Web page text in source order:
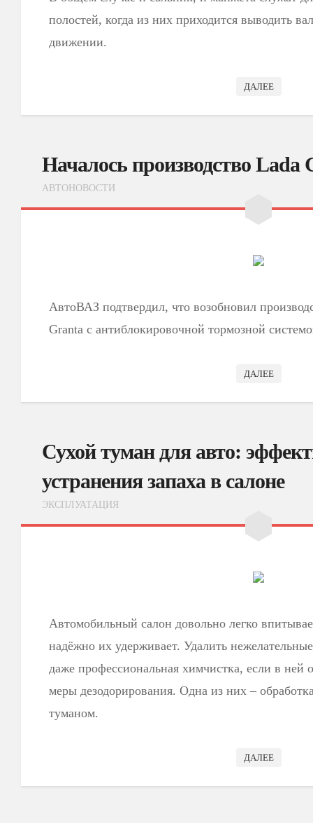
полостей, когда из них приходится выводить
движении.
ДАЛЕЕ
Началось производство Lada
АВТОНОВОСТИ
АвтоВАЗ подтвердил, что возобновил
Granta с антиблокировочной тормозной
ДАЛЕЕ
Сухой туман для авто:
устранения запаха в салоне
ЭКСПЛУАТАЦИЯ
Автомобильный салон довольно легко
надёжно их удерживает. Удалить
даже профессиональная химчистка, если в ней
меры дезодорирования. Одна из них –
туманом.
ДАЛЕЕ